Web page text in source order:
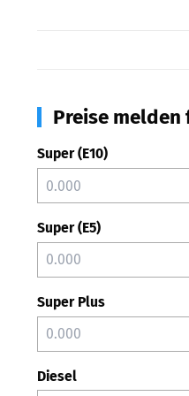
Preise melden
Super (E10)
Super (E5)
Super Plus
Diesel